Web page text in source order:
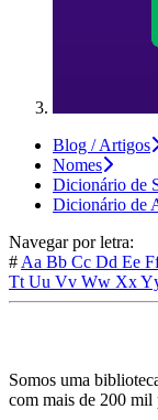
Blog / Artigos
Nomes
Dicionário de
Dicionário de
Navegar por letra:
#Aa Bb Cc Dd Ee
TtUu Vv Ww Xx
Somos uma
com mais de 200 mil